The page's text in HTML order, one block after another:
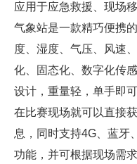
应用于应急救援、现场
气象站是一款精巧便携
度、湿度、气压、风速
化、固态化、数字化传
设计，重量轻，单手即
在比赛现场就可以直接
息，同时支持4G、蓝牙
功能，并可根据现场需